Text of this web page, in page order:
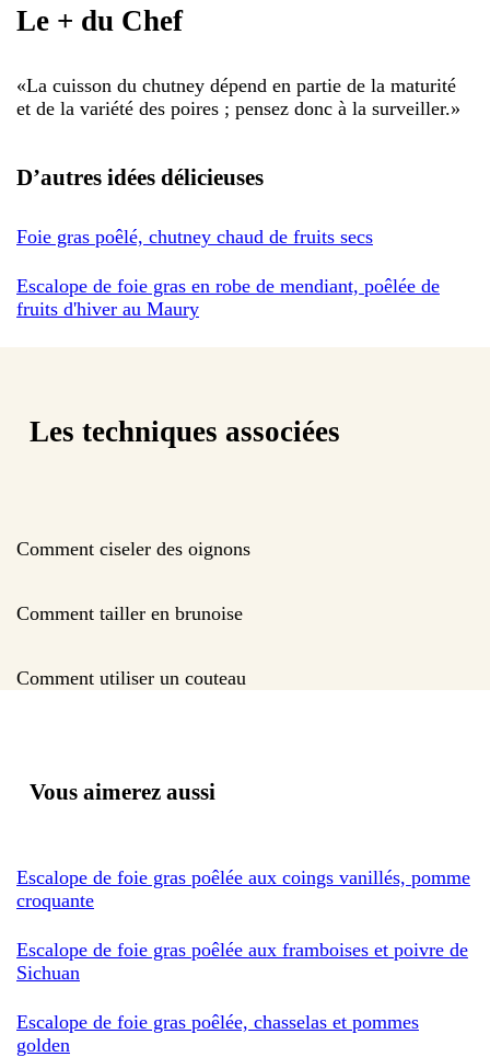
Le + du Chef
«La cuisson du chutney dépend en partie de la maturité
et de la variété des poires ; pensez donc à la surveiller.»
D’autres idées délicieuses
Foie gras poêlé, chutney chaud de fruits secs
Escalope de foie gras en robe de mendiant, poêlée de
fruits d'hiver au Maury
Les techniques associées
Comment ciseler des oignons
Comment tailler en brunoise
Comment utiliser un couteau
Vous aimerez aussi
Escalope de foie gras poêlée aux coings vanillés, pomme
croquante
Escalope de foie gras poêlée aux framboises et poivre de
Sichuan
Escalope de foie gras poêlée, chasselas et pommes
golden